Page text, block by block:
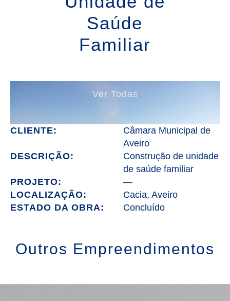
Saúde
Familiar
Ver Todas
CLIENTE:
Câmara Municipal de
Aveiro
DESCRIÇÃO:
Construção de unidade
de saúde familiar
PROJETO:
—
LOCALIZAÇÃO:
Cacia, Aveiro
ESTADO DA OBRA:
Concluído
Outros Empreendimentos